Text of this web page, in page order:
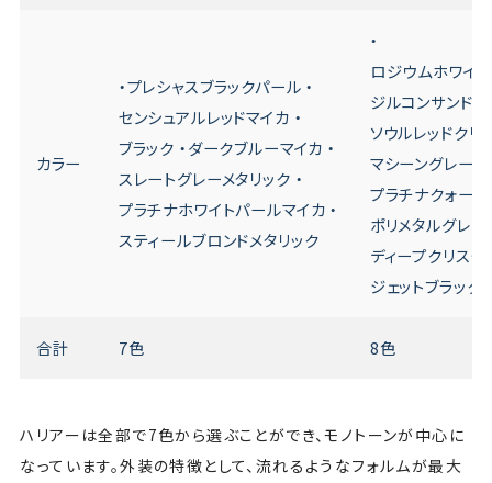
カラー
・プレシャスブラックパール ・
センシュアルレッドマイカ ・
ブラック ・ダークブルーマイカ ・
スレートグレーメタリック ・
プラチナホワイトパールマイカ ・
スティールブロンドメタリック
・
ロジウムホワイト
ジルコンサンドメ
ソウルレッドクリ
マシーングレープ
プラチナクォーツ
ポリメタルグレー
ディープクリスタ
ジェットブラック
合計 7色 8色
ハリアーは全部で7色から選ぶことができ、モノトーンが中心に
なっています。外装の特徴として、流れるようなフォルムが最大